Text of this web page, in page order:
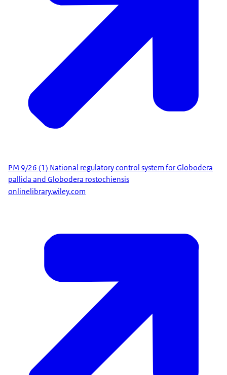
PM 9/26 (1) National regulatory control system for Globodera
pallida and Globodera rostochiensis
onlinelibrary.wiley.com